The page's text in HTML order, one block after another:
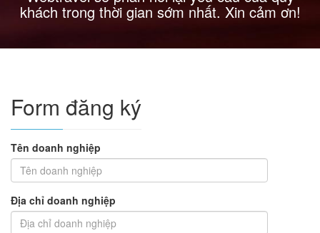
khách trong thời gian sớm nhất. Xin cảm ơn!
Form đăng ký
Tên doanh nghiệp
Địa chỉ doanh nghiệp